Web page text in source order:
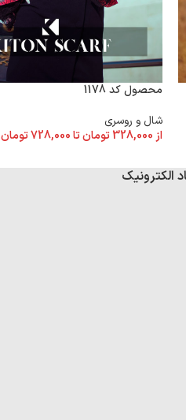
محصول کد 1178
شال و روسری
از328,000 تومانتا728,000تومان
الکترونیک